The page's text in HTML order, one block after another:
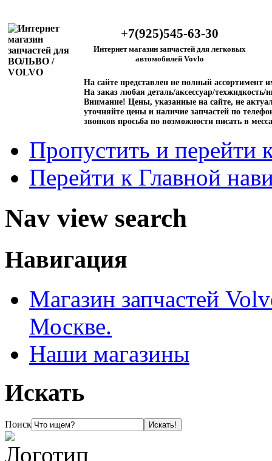
+7(925)545-63-30
Интернет магазин запчастей для легковых
автомобилей Vovlo
На сайте представлен не полный ассортимент
На заказ любая деталь/аксессуар/техжидкость/
Внимание! Цены, указанные на сайте, не
уточняйте цены и наличие запчастей по
звонков просьба по возможности писать в
Пропустить и перейти
Перейти к Главной
Nav view search
Навигация
Магазин запчастей
Москве.
Наши магазины
Искать
Поиск